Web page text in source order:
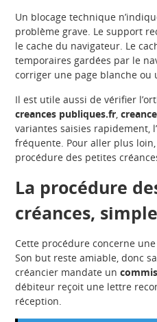
Un blocage technique
problème grave. Le support
le cache du navigateur. Le
temporaires gardées par le
corriger une page blanche ou
Il est utile aussi de vérifier
creances publiques.fr,
variantes saisies rapidement,
fréquente. Pour aller plus
procédure des petites
La procédure
créances,
Cette procédure concerne
Son but reste amiable, donc
créancier mandate un
débiteur reçoit une lettre
réception.